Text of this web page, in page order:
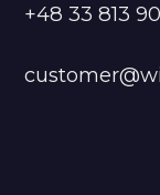
+48 33 813